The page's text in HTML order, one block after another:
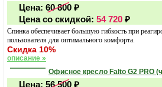
Цена: 60 800 ₽
Цена со скидкой: 54 720 ₽
Спинка обеспечивает большую гибкость при
пользователя для оптимального комфорта.
Скидка 10%
описание »
Офисное кресло Falto G2 PRO
Цена: 56 500 ₽